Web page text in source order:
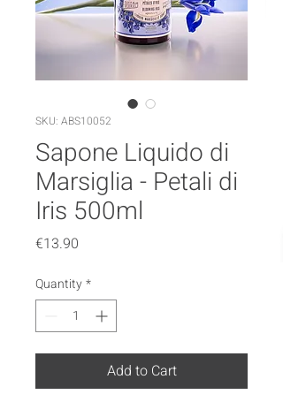
SKU: ABS10052
Sapone Liquido di
Marsiglia - Petali di
Iris 500ml
€13.90
Quantity*
Add to Cart